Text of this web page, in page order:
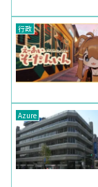
行政
Azure